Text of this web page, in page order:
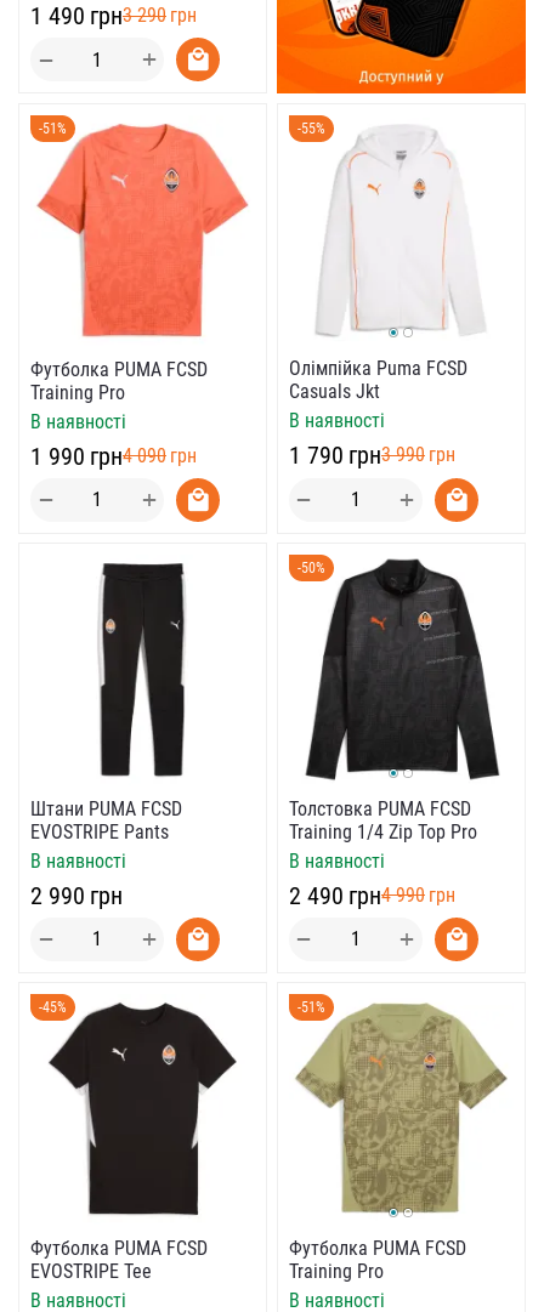
‍1 490‍ грн‍3 290‍ грн
+
−
-51%
Футболка PUMA FCSD
Training Pro
В наявності
‍1 990‍ грн‍4 090‍ грн
+
−
-55%
Олімпійка Puma FCSD
Casuals Jkt
В наявності
‍1 790‍ грн‍3 990‍ грн
+
−
Штани PUMA FCSD
EVOSTRIPE Pants
В наявності
‍2 990‍ грн
+
−
-50%
Толстовка PUMA FCSD
Training 1/4 Zip Top Pro
В наявності
‍2 490‍ грн‍4 990‍ грн
+
−
-45%
Футболка PUMA FCSD
EVOSTRIPE Tee
В наявності
-51%
Футболка PUMA FCSD
Training Pro
В наявності